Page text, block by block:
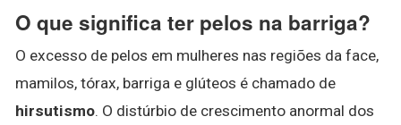
O que significa ter pelos na barriga?
O excesso de pelos em mulheres nas regiões da face,
mamilos, tórax, barriga e glúteos é chamado de
hirsutismo. O distúrbio de crescimento anormal dos